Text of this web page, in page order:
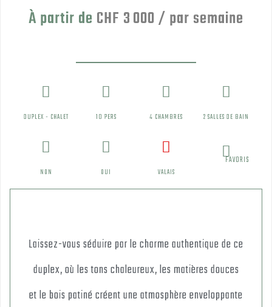
À partir de CHF 3 000 / par semaine
DUPLEX - CHALET 10 PERS 4 CHAMBRES 2 SALLES DE BAIN
NON OUI VALAIS
FAVORIS
Laissez-vous séduire par le charme authentique de ce
duplex, où les tons chaleureux, les matières douces
et le bois patiné créent une atmosphère enveloppante